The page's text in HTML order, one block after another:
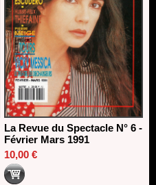
La Revue du Spectacle N° 6 -
Février Mars 1991
10,00 €